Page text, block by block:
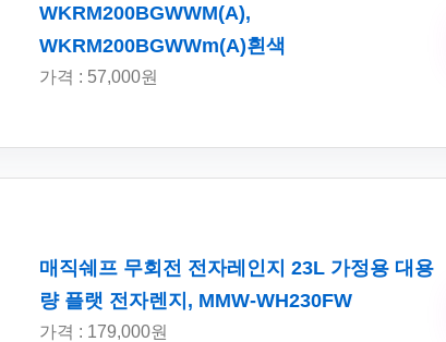
WKRM200BGWWM(A),
WKRM200BGWWm(A)흰색
가격 : 57,000원
매직쉐프 무회전 전자레인지 23L 가정용 대용
량 플랫 전자렌지, MMW-WH230FW
가격 : 179,000원